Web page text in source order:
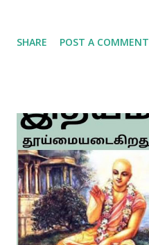
SHARE POST A COMMENT